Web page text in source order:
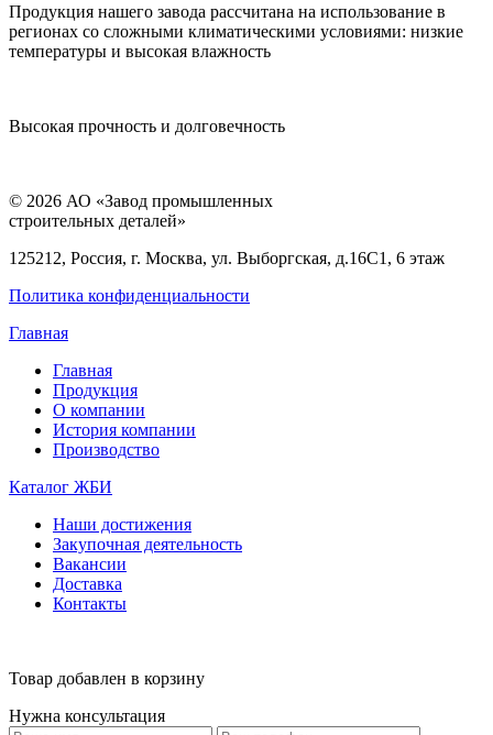
Продукция нашего завода рассчитана на использование в
регионах со сложными климатическими условиями: низкие
температуры и высокая влажность
Высокая прочность и долговечность
© 2026 АО «Завод промышленных
строительных деталей»
125212, Россия, г. Москва, ул. Выборгская, д.16С1, 6 этаж
Политика конфиденциальности
Главная
Главная
Продукция
О компании
История компании
Производство
Каталог ЖБИ
Наши достижения
Закупочная деятельность
Вакансии
Доставка
Контакты
Товар добавлен в корзину
Нужна консультация